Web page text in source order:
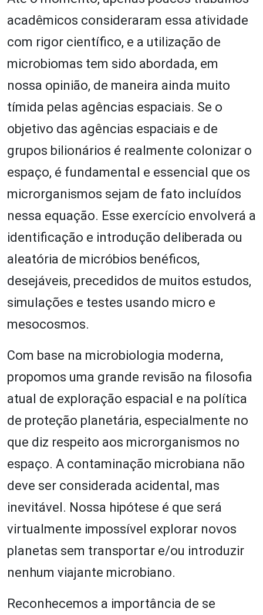
acadêmicos consideraram essa atividade
com rigor científico, e a utilização de
microbiomas tem sido abordada, em
nossa opinião, de maneira ainda muito
tímida pelas agências espaciais. Se o
objetivo das agências espaciais e de
grupos bilionários é realmente colonizar o
espaço, é fundamental e essencial que os
microrganismos sejam de fato incluídos
nessa equação. Esse exercício envolverá a
identificação e introdução deliberada ou
aleatória de micróbios benéficos,
desejáveis, precedidos de muitos estudos,
simulações e testes usando micro e
mesocosmos.
Com base na microbiologia moderna,
propomos uma grande revisão na filosofia
atual de exploração espacial e na política
de proteção planetária, especialmente no
que diz respeito aos microrganismos no
espaço. A contaminação microbiana não
deve ser considerada acidental, mas
inevitável. Nossa hipótese é que será
virtualmente impossível explorar novos
planetas sem transportar e/ou introduzir
nenhum viajante microbiano.
Reconhecemos a importância de se